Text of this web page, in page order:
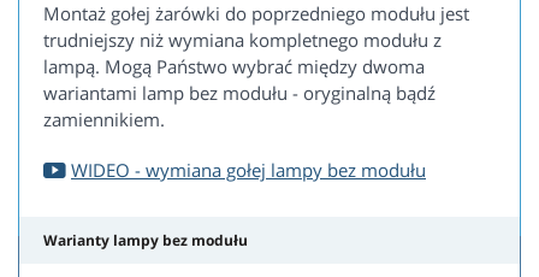
Montaż gołej żarówki do poprzedniego modułu jest
trudniejszy niż wymiana kompletnego modułu z
lampą. Mogą Państwo wybrać między dwoma
wariantami lamp bez modułu - oryginalną bądź
zamiennikiem.
WIDEO - wymiana gołej lampy bez modułu
Warianty lampy bez modułu